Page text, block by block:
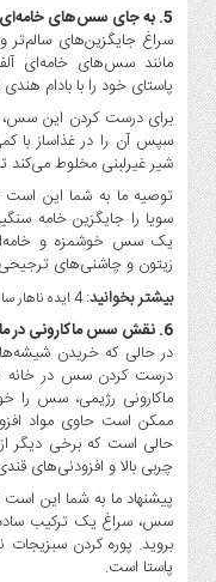
5. به جای سس‌های خامه‌ای به دنبال جایگزین‌های سالم‌تری باشید.
سراغ جایگزین‌های سالم‌تر
مانند سس‌های خامه‌ای
پاستای خود را با بادام
برای درست کردن این
سپس آن را در غذاساز با
شیر غیرلبنی مخلوط می‌کند
توصیه ما به شما این است
سویا را جایگزین خامه
یک سس خوشمزه و خامه‌ای
زیتون و چاشنی‌های ترجیحی
بیشتر بخوانید:4 ایده ناهار سالم برای مدرسه بچه‌ها
6. نقش سس ماکارونی در ماکارونی رژیمی
در حالی که خریدن
درست کردن سس در خانه
ماکارونی رژیمی، سس را
ممکن است حاوی مواد
حالی است که برخی دیگر
چربی بالا و افزودنی‌های
پیشنهاد ما به شما این
سس، سراغ یک ترکیب ساده
بروید. پوره کردن سبزیجات
پاستا است.